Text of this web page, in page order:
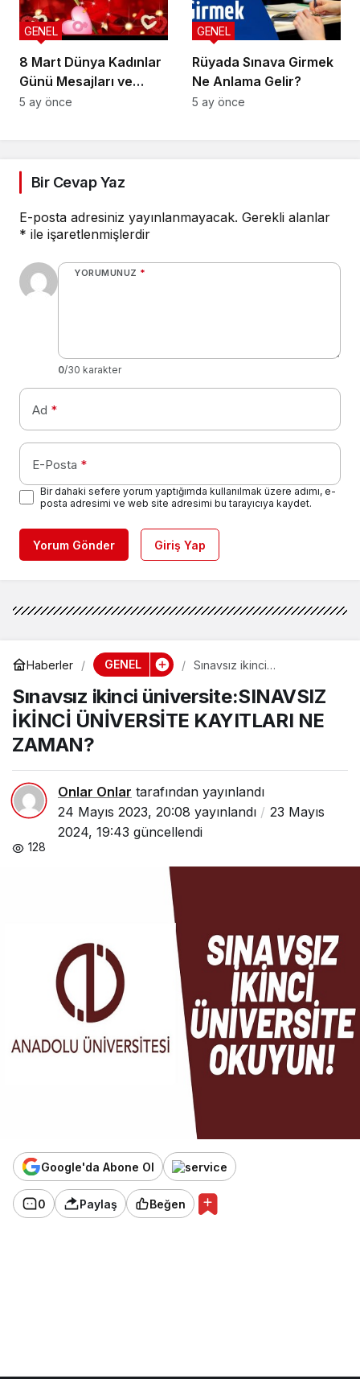
8 Mart Dünya Kadınlar
Günü Mesajları ve
Sözleri
GENEL
5 ay önce
Rüyada Sınava Girmek
Ne Anlama Gelir?
GENEL
5 ay önce
Bir Cevap Yaz
E-posta adresiniz yayınlanmayacak. Gerekli alanlar
* ile işaretlenmişlerdir
YORUMUNUZ *
0/30 karakter
Ad *
E-Posta *
Bir dahaki sefere yorum yaptığımda kullanılmak üzere adımı, e-
posta adresimi ve web site adresimi bu tarayıcıya kaydet.
Yorum Gönder Giriş Yap
Haberler GENEL
Sınavsız ikinci
ÜNİVERSİTE KAYITLARI NE
ZAMAN?
Sınavsız ikinci üniversite:SINAVSIZ
İKİNCİ ÜNİVERSİTE KAYITLARI NE
ZAMAN?
Onlar Onlar tarafından yayınlandı
24 Mayıs 2023, 20:08 yayınlandı
23 Mayıs
2024, 19:43 güncellendi
128
Google'da Abone Ol
0 Paylaş Beğen